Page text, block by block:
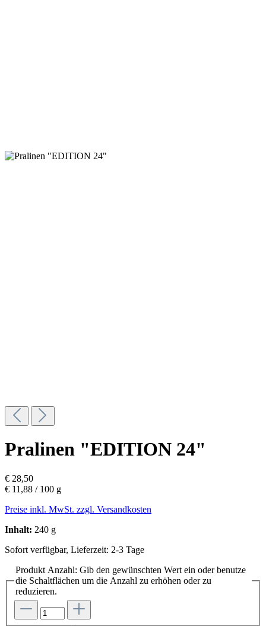
Pralinen "EDITION 24"
€ 28,50
€ 11,88 / 100 g
Preise inkl. MwSt. zzgl. Versandkosten
Inhalt: 240 g
Sofort verfügbar, Lieferzeit: 2-3 Tage
Produkt Anzahl: Gib den gewünschten Wert ein oder benutze
die Schaltflächen um die Anzahl zu erhöhen oder zu
reduzieren.